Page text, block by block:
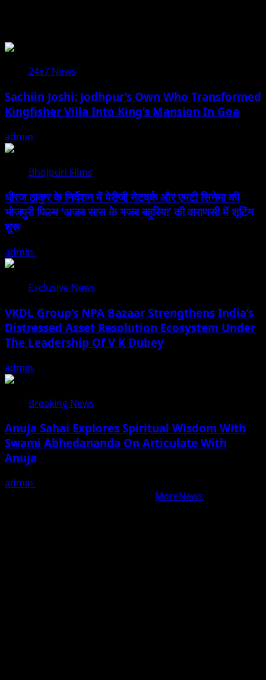
24x7 News
Sachiin Joshi: Jodhpur’s Own Who Transformed
Kingfisher Villa Into King’s Mansion In Goa
admin
Bhojpuri Films
धीरज ठाकुर के निर्देशन में पेरीजी नेटवर्क और एमटी सिनेमा की
भोजपुरी फिल्म ‘अजब सास के गजब बहुरिया’ की वाराणसी में शूटिंग
शुरू
admin
Exclusive News
VKDL Group’s NPA Bazaar Strengthens India’s
Distressed Asset Resolution Ecosystem Under
The Leadership Of V K Dubey
admin
Breaking News
Anuja Sahai Explores Spiritual Wisdom With
Swami Abhedananda On Articulate With
Anuja
admin
MoreNews